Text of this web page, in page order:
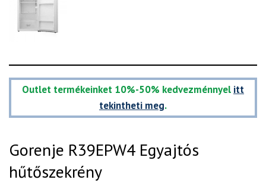
Outlet termékeinket 10%-50% kedvezménnyel itt
tekintheti meg.
Gorenje R39EPW4 Egyajtós
hűtőszekrény